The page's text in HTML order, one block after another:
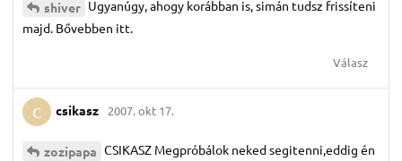
shiver Ugyanúgy, ahogy korábban is, simán tudsz frissíteni
majd. Bővebben itt.
Válasz
C csikasz 2007. okt 17.
zozipapa CSIKASZ Megpróbálok neked segitenni,eddig én